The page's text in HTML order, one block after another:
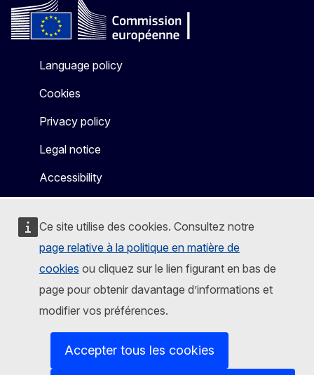
Ce site utilise des cookies. Consultez notre
page relative à la politique en matière de
cookies ou cliquez sur le lien figurant en bas de
page pour obtenir davantage d’informations et
modifier vos préférences.
Accepter tous les cookies
Language policy
Cookies
Privacy policy
Legal notice
Accessibility